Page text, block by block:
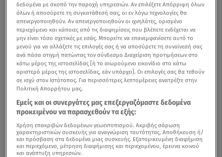
δεδομένα με σκοπό την παροχή υπηρεσιών. Αν επιλέξετε Απόρριψη όλων
όλων ή αποσύρετε τη συγκατάθεσή σας, οι εν λόγω τεχνολογίες θα
απενεργοποιηθούν. Αν απενεργοποιηθούν οι ιχνηλάτες, ορισμένο
περιεχόμενο και κάποιες από τις διαφημίσεις που βλέπετε ενδέχεται να
μην είναι τόσο σχετικές με εσάς. Μπορείτε να επανεμφανίσετε αυτό το
μενού για να αλλάξετε τις επιλογές σας ή να αποσύρετε τη συναίνεσή σας
ανά πάσα στιγμή πατώντας τον σύνδεσμο Διαχείριση προτιμήσεων στο
κάτω μέρος της ιστοσελίδας [ή το αιωρούμενο εικονίδιο στο κάτω
αριστερό μέρος της ιστοσελίδας, εάν υπάρχει]. Οι επιλογές σας θα τεθούν
σε ισχύ στον Ιστότοπος. Για περισσότερες λεπτομέρειες ανατρέξτε στην
Πολιτική Απορρήτου μας.
Εμείς και οι συνεργάτες μας επεξεργαζόμαστε δεδομένα
προκειμένου να παρασχεθούν τα εξής:
Χρήση επακριβών δεδομένων γεωεντοπισμού. Ακριβής σάρωση
χαρακτηριστικών συσκευής για αναγνώριση ταυτότητας. Αποθήκευση ή/
και πρόσβαση στα δεδομένα μιας συσκευής. Εξατομικευμένη διαφήμιση
και περιεχόμενο, μέτρηση διαφήμισης και περιεχομένου, έρευνα κοινού
και ανάπτυξη υπηρεσιών.